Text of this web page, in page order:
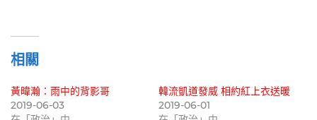
相關
黃暐瀚：雨中的背影哥
2019-06-03
韓流凱道發威 相約紅上衣送暖
2019-06-01